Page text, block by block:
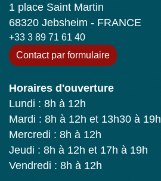
1 place Saint Martin
68320 Jebsheim - FRANCE
+33 3 89 71 61 40
Contact par formulaire
Horaires d'ouverture
Lundi : 8h à 12h
Mardi : 8h à 12h et 13h30 à 19h
Mercredi : 8h à 12h
Jeudi : 8h à 12h et 17h à 19h
Vendredi : 8h à 12h